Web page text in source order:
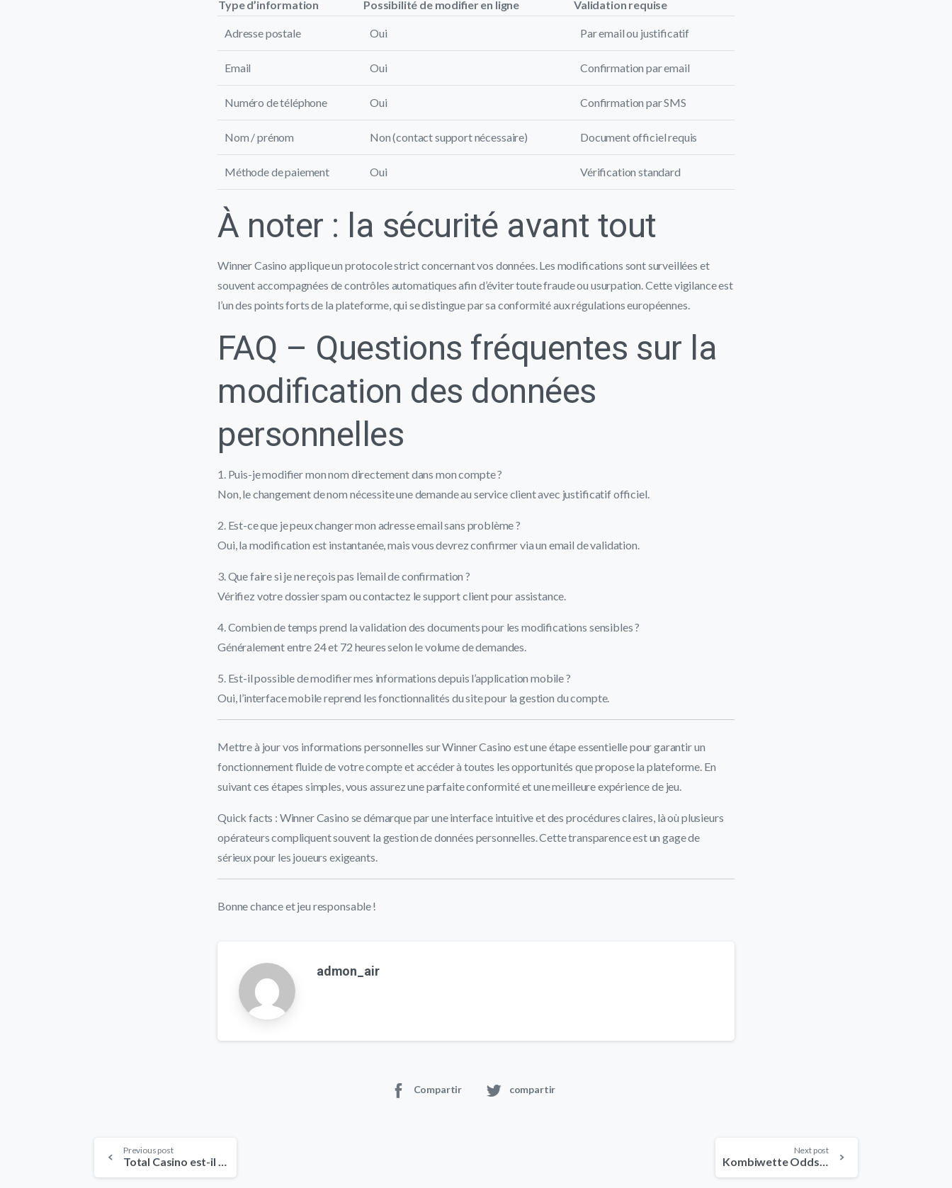
Type d’information Possibilité de modifier en ligne Validation requise
Adresse postale Oui Par email ou justificatif
Email Oui Confirmation par email
Numéro de téléphone Oui Confirmation par SMS
Nom / prénom Non (contact support nécessaire) Document officiel requis
Méthode de paiement Oui Vérification standard
À noter : la sécurité avant tout
Winner Casino applique un protocole strict concernant vos données. Les modifications sont surveillées et
souvent accompagnées de contrôles automatiques afin d’éviter toute fraude ou usurpation. Cette vigilance est
l’un des points forts de la plateforme, qui se distingue par sa conformité aux régulations européennes.
FAQ – Questions fréquentes sur la
modification des données
personnelles
1. Puis-je modifier mon nom directement dans mon compte ?
Non, le changement de nom nécessite une demande au service client avec justificatif officiel.
2. Est-ce que je peux changer mon adresse email sans problème ?
Oui, la modification est instantanée, mais vous devrez confirmer via un email de validation.
3. Que faire si je ne reçois pas l’email de confirmation ?
Vérifiez votre dossier spam ou contactez le support client pour assistance.
4. Combien de temps prend la validation des documents pour les modifications sensibles ?
Généralement entre 24 et 72 heures selon le volume de demandes.
5. Est-il possible de modifier mes informations depuis l’application mobile ?
Oui, l’interface mobile reprend les fonctionnalités du site pour la gestion du compte.
Mettre à jour vos informations personnelles sur Winner Casino est une étape essentielle pour garantir un
fonctionnement fluide de votre compte et accéder à toutes les opportunités que propose la plateforme. En
suivant ces étapes simples, vous assurez une parfaite conformité et une meilleure expérience de jeu.
Quick facts : Winner Casino se démarque par une interface intuitive et des procédures claires, là où plusieurs
opérateurs compliquent souvent la gestion de données personnelles. Cette transparence est un gage de
sérieux pour les joueurs exigeants.
Bonne chance et jeu responsable !
admon_air
Compartir compartir
Continue
Previous post Next post